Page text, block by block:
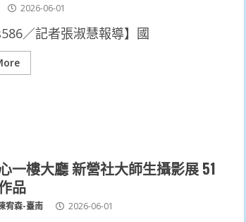
2026-06-01
／記者張淑慧報導】國
一樓大廳 新營社大師生攝影展 51
品
宥森-臺南 2026-06-01